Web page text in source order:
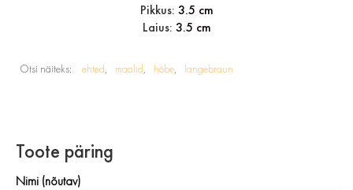
Pikkus: 3.5 cm
Laius: 3.5 cm
Otsi näiteks: ehted maalid hõbe langebraun
Toote päring
Nimi (nõutav)